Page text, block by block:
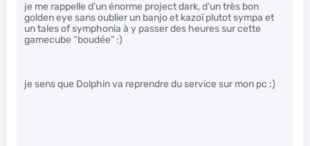
je me rappelle d’un énorme project dark, d’un très bon
golden eye sans oublier un banjo et kazoï plutot sympa et
un tales of symphonia à y passer des heures sur cette
gamecube “boudée” :)
je sens que Dolphin va reprendre du service sur mon pc :)